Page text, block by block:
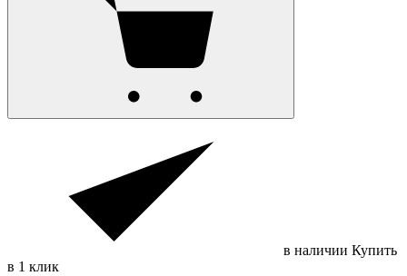
в наличии Купить
в 1 клик